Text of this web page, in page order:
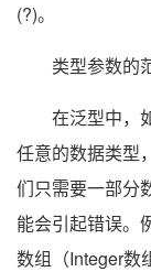
(?)。
类型参数的
在泛型中，如
任意的数据类型
们只需要一部分
能会引起错误。
数组（Integer数